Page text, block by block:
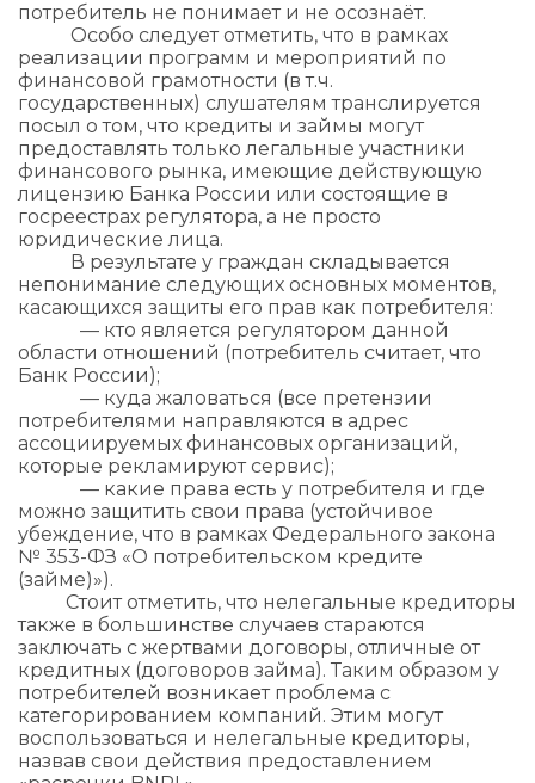
потребитель не понимает и не осознаёт.
Особо следует отметить, что в рамках
реализации программ и мероприятий по
финансовой грамотности (в т.ч.
государственных) слушателям транслируется
посыл о том, что кредиты и займы могут
предоставлять только легальные участники
финансового рынка, имеющие действующую
лицензию Банка России или состоящие в
госреестрах регулятора, а не просто
юридические лица.
В результате у граждан складывается
непонимание следующих основных моментов,
касающихся защиты его прав как потребителя:
— кто является регулятором данной
области отношений (потребитель считает, что
Банк России);
— куда жаловаться (все претензии
потребителями направляются в адрес
ассоциируемых финансовых организаций,
которые рекламируют сервис);
— какие права есть у потребителя и где
можно защитить свои права (устойчивое
убеждение, что в рамках Федерального закона
№ 353-ФЗ «О потребительском кредите
(займе)»).
Стоит отметить, что нелегальные кредиторы
также в большинстве случаев стараются
заключать с жертвами договоры, отличные от
кредитных (договоров займа). Таким образом у
потребителей возникает проблема с
категорированием компаний. Этим могут
воспользоваться и нелегальные кредиторы,
назвав свои действия предоставлением